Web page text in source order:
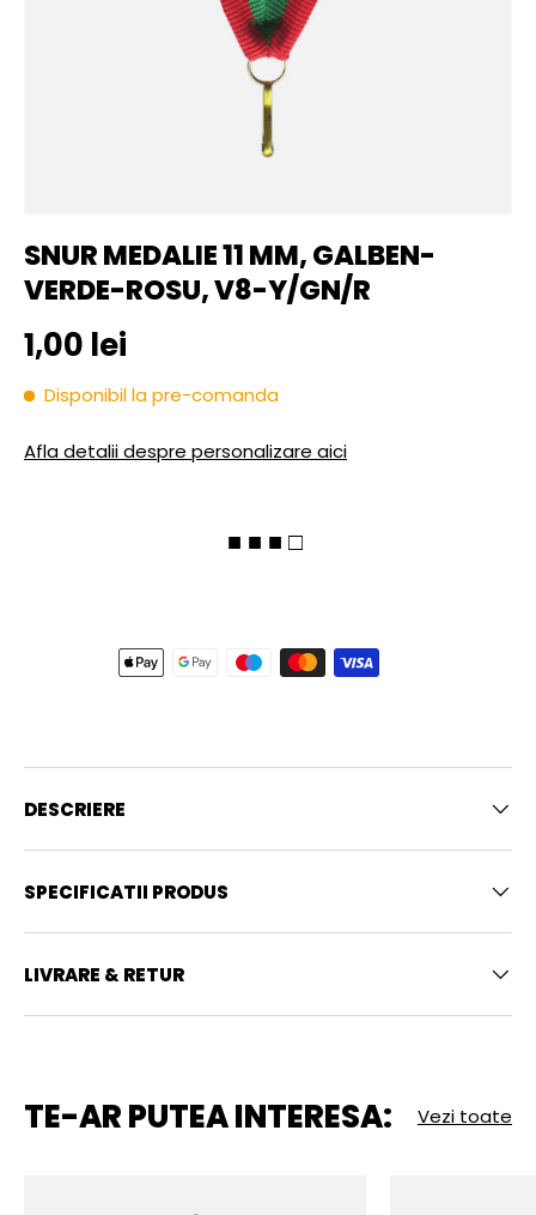
SNUR MEDALIE 11 MM, GALBEN-
VERDE-ROSU, V8-Y/GN/R
Pret initial
1,00 lei
Disponibil la pre-comanda
Afla detalii despre personalizare aici
■ ■ ■ □
DESCRIERE
SPECIFICATII PRODUS
LIVRARE & RETUR
TE-AR PUTEA INTERESA: Vezi toate